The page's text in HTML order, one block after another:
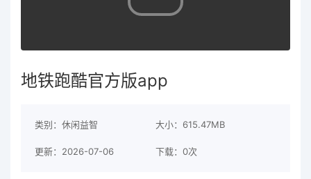
地铁跑酷官方版app
类别：休闲益智 大小：615.47MB
更新：2026-07-06 下载：0次